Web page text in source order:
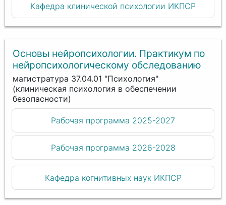
Кафедра клинической психологии ИКПСР
Основы нейропсихологии. Практикум по
нейропсихологическому обследованию
магистратура 37.04.01 "Психология"
(клиническая психология в обеспечении
безопасности)
Рабочая программа 2025-2027
Рабочая программа 2026-2028
Кафедра когнитивных наук ИКПСР